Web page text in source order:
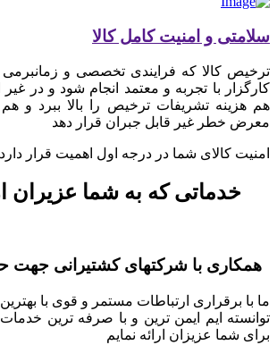
سلامتی و امنیت کامل کالا
ترخیص کالا که فرایندی تخصصی و زمانبرمی
کارگزار با تجربه و معتمد انجام شود و در
هم هزینه تشریفات ترخیص را بالا ببرد و
معرض خطر غیر قابل جبران قرار دهد
امنیت کالای شما در درجه اول اهمیت قرار دارد
خدماتی که به شما عزیران
همکاری با شرکتهای کشتیرانی جهت
ما با برقراری ارتباطات مستمر و قوی با
توانسته ایم ایمن ترین و با صرفه ترین خدمات
برای شما عزیزان ارائه نمایم